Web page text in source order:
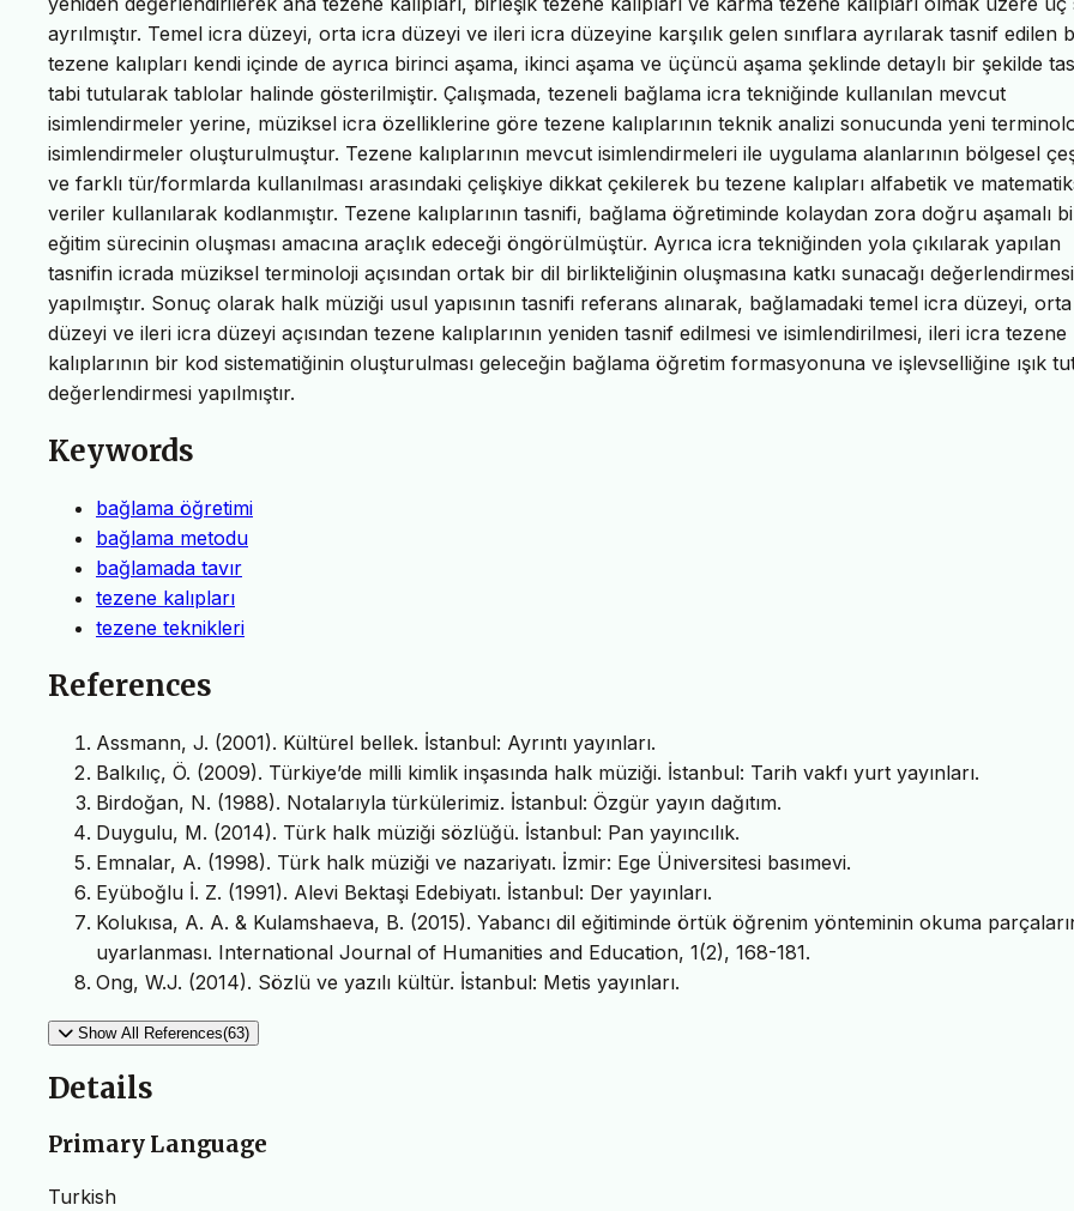
ayrılmıştır. Temel icra düzeyi, orta icra düzeyi ve ileri icra düzeyine karşılık gelen sınıflara ayrılarak tasnif edilen
tezene kalıpları kendi içinde de ayrıca birinci aşama, ikinci aşama ve üçüncü aşama şeklinde detaylı bir şekilde
tabi tutularak tablolar halinde gösterilmiştir. Çalışmada, tezeneli bağlama icra tekniğinde kullanılan mevcut
isimlendirmeler yerine, müziksel icra özelliklerine göre tezene kalıplarının teknik analizi sonucunda yeni
isimlendirmeler oluşturulmuştur. Tezene kalıplarının mevcut isimlendirmeleri ile uygulama alanlarının bölgesel
ve farklı tür/formlarda kullanılması arasındaki çelişkiye dikkat çekilerek bu tezene kalıpları alfabetik ve
veriler kullanılarak kodlanmıştır. Tezene kalıplarının tasnifi, bağlama öğretiminde kolaydan zora doğru aşamalı
eğitim sürecinin oluşması amacına araçlık edeceği öngörülmüştür. Ayrıca icra tekniğinden yola çıkılarak yapılan
tasnifin icrada müziksel terminoloji açısından ortak bir dil birlikteliğinin oluşmasına katkı sunacağı değerlendirmesi
yapılmıştır. Sonuç olarak halk müziği usul yapısının tasnifi referans alınarak, bağlamadaki temel icra düzeyi,
düzeyi ve ileri icra düzeyi açısından tezene kalıplarının yeniden tasnif edilmesi ve isimlendirilmesi, ileri icra tezene
kalıplarının bir kod sistematiğinin oluşturulması geleceğin bağlama öğretim formasyonuna ve işlevselliğine ışık
değerlendirmesi yapılmıştır.
Keywords
bağlama öğretimi
bağlama metodu
bağlamada tavır
tezene kalıpları
tezene teknikleri
References
Assmann, J. (2001). Kültürel bellek. İstanbul: Ayrıntı yayınları.
Balkılıç, Ö. (2009). Türkiye’de milli kimlik inşasında halk müziği. İstanbul: Tarih vakfı yurt yayınları.
Birdoğan, N. (1988). Notalarıyla türkülerimiz. İstanbul: Özgür yayın dağıtım.
Duygulu, M. (2014). Türk halk müziği sözlüğü. İstanbul: Pan yayıncılık.
Emnalar, A. (1998). Türk halk müziği ve nazariyatı. İzmir: Ege Üniversitesi basımevi.
Eyüboğlu İ. Z. (1991). Alevi Bektaşi Edebiyatı. İstanbul: Der yayınları.
Kolukısa, A. A. & Kulamshaeva, B. (2015). Yabancı dil eğitiminde örtük öğrenim yönteminin okuma
uyarlanması. International Journal of Humanities and Education, 1(2), 168-181.
Ong, W.J. (2014). Sözlü ve yazılı kültür. İstanbul: Metis yayınları.
Show All References(63)
Details
Primary Language
Turkish